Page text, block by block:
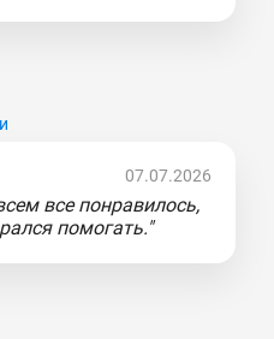
07.07.2026
все понравилось,
помогать."